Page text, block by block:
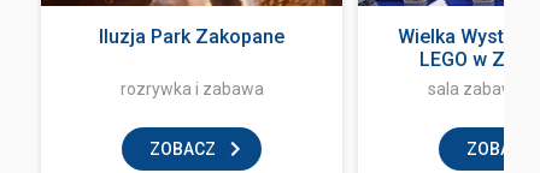
Iluzja Park Zakopane
rozrywka i zabawa
ZOBACZ
Wielka
LEGO w
sala zabaw
ZOBACZ